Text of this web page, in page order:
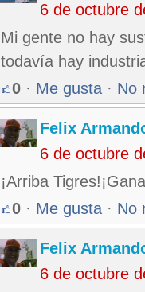
6 de octubre
Mi gente no hay
todavía hay
0 · Me gusta · No
Felix
6 de octubre
¡Arriba
0 · Me gusta · No
Felix
6 de octubre